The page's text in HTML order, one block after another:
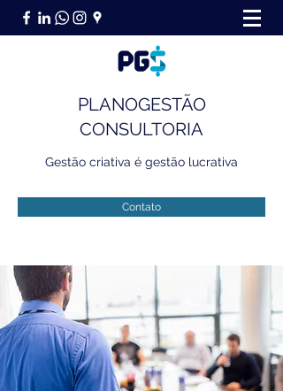
PLANOGESTÃO
CONSULTORIA
Gestão criativa é gestão lucrativa
Contato